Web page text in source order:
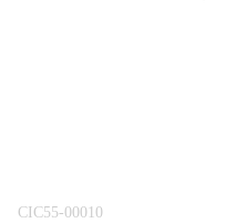
CIC55-00010